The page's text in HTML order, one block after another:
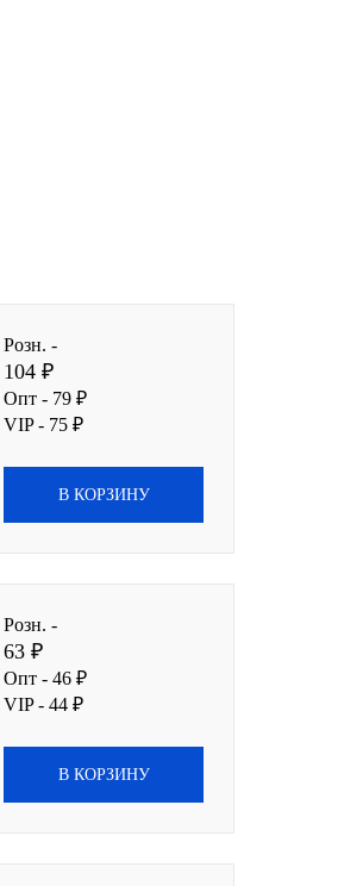
Розн. -
104 ₽
Опт - 79 ₽
VIP - 75 ₽
В КОРЗИНУ
Розн. -
63 ₽
Опт - 46 ₽
VIP - 44 ₽
В КОРЗИНУ